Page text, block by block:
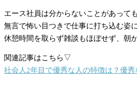
エース社員は分からないことがあって
無言で怖い目つきで仕事に打ち込む姿
休憩時間を取らず雑談もほぼせず、朝
関連記事はこちら▽
社会人2年目で優秀な人の特徴は？優